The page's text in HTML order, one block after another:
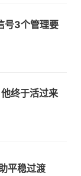
号3个管理要
终于活过来
平稳过渡